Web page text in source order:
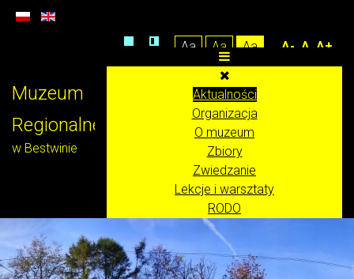
Aa Aa Aa A- A A+
Muzeum
Regionalne
w Bestwinie
Aktualności
Organizacja
O muzeum
Zbiory
Zwiedzanie
Lekcje i warsztaty
RODO
Klauzula informacyjna RODO
Klauzula RODO monitoring wizyjny
Covid19 - dokumenty